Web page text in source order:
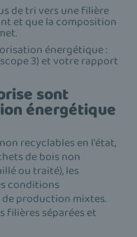
de tri vers une filière
et que la composition
énergétique :
3) et votre rapport
sont
énergétique
recyclables en l'état,
de bois non
ou traité), les
conditions
production mixtes.
filières séparées et